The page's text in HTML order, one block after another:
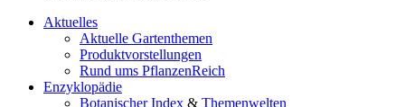
Aktuelles
Aktuelle Gartenthemen
Produktvorstellungen
Rund ums PflanzenReich
Enzyklopädie
Botanischer Index & Themenwelten